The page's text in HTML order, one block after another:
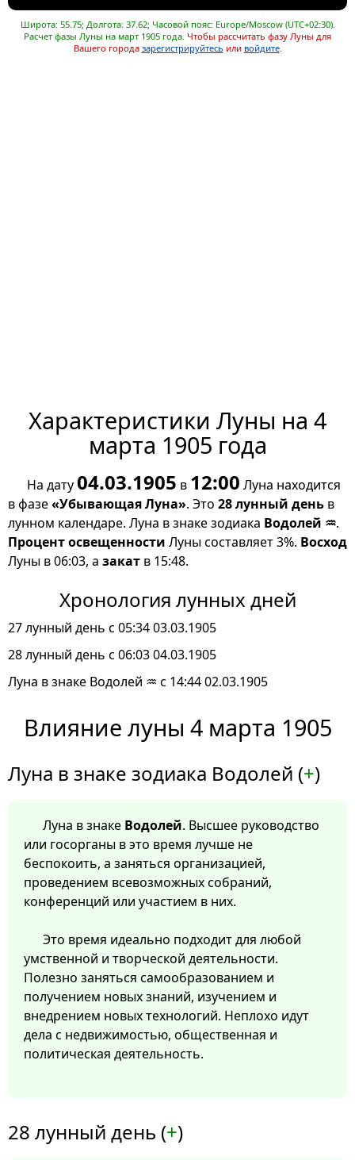
Широта: 55.75; Долгота: 37.62; Часовой пояс: Europe/Moscow (UTC+02:30).
Расчет фазы Луны на март 1905 года. Чтобы рассчитать фазу Луны для
Вашего города зарегистрируйтесь или войдите.
Характеристики Луны на 4
марта 1905 года
На дату04.03.1905 в 12:00 Луна находится
в фазе«Убывающая Луна». Это 28 лунный день в
лунном календаре. Луна в знаке зодиака Водолей ♒.
Процент освещенности Луны составляет 3%. Восход
Луны в 06:03, а закат в 15:48.
Хронология лунных дней
27 лунный день с 05:34 03.03.1905
28 лунный день с 06:03 04.03.1905
Луна в знаке Водолей ♒ с 14:44 02.03.1905
Влияние луны 4 марта 1905
Луна в знаке зодиака Водолей (+)
Луна в знаке Водолей. Высшее руководство
или госорганы в это время лучше не
беспокоить, а заняться организацией,
проведением всевозможных собраний,
конференций или участием в них.
Это время идеально подходит для любой
умственной и творческой деятельности.
Полезно заняться самообразованием и
получением новых знаний, изучением и
внедрением новых технологий. Неплохо идут
дела с недвижимостью, общественная и
политическая деятельность.
28 лунный день (+)